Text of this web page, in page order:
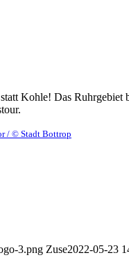
Kohle! Das Ruhrgebiet
/ © Stadt Bottrop
3.png Zuse2022-05-23